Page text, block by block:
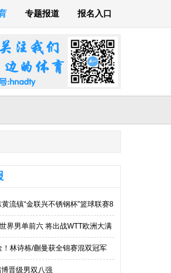
专题报道 报名入口
流镇“金联兴不锈钢杯”篮球联赛8
界男单前六 将出战WTT欧洲大满
！林诗栋/蒯曼获全锦赛混双冠军
晋级男双八强